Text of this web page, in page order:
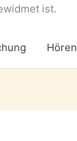
ist.
Hören